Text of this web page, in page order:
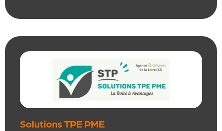
+20 ans d’expérience et
(psychologie &
neuromarketing). Une expertise
rare et locale, au service des
ligériennes.
Solutions TPE PME